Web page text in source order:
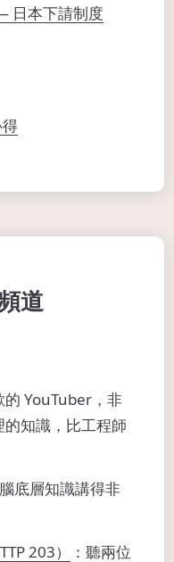
日本下請制度
道
YouTuber，非
知識，比工程師
底層知識講得非
203）
：聽兩位